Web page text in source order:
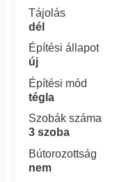
Tájolás
dél
Építési állapot
új
Építési mód
tégla
Szobák száma
3 szoba
Bútorozottság
nem